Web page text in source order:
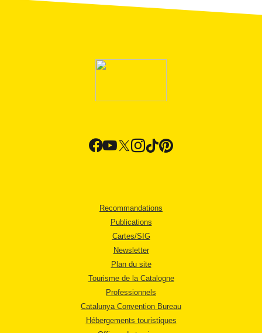
Recommandations
Publications
Cartes/SIG
Newsletter
Plan du site
Tourisme de la Catalogne
Professionnels
Catalunya Convention Bureau
Hébergements touristiques